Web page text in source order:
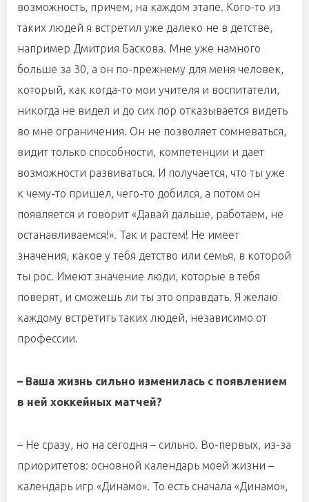
возможность, причем, на каждом этапе. Кого-то из
таких людей я встретил уже далеко не в детстве,
например Дмитрия Баскова. Мне уже намного
больше за 30, а он по-прежнему для меня человек,
который, как когда-то мои учителя и воспитатели,
никогда не видел и до сих пор отказывается видеть
во мне ограничения. Он не позволяет сомневаться,
видит только способности, компетенции и дает
возможности развиваться. И получается, что ты уже
к чему-то пришел, чего-то добился, а потом он
появляется и говорит «Давай дальше, работаем, не
останавливаемся!». Так и растем! Не имеет
значения, какое у тебя детство или семья, в которой
ты рос. Имеют значение люди, которые в тебя
поверят, и сможешь ли ты это оправдать. Я желаю
каждому встретить таких людей, независимо от
профессии.
– Ваша жизнь сильно изменилась с появлением
в ней хоккейных матчей?
– Не сразу, но на сегодня – сильно. Во-первых, из-за
приоритетов: основной календарь моей жизни –
календарь игр «Динамо». То есть сначала «Динамо»,